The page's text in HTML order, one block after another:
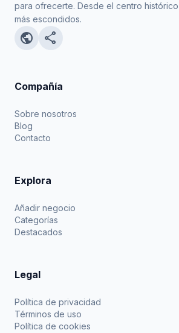
para ofrecerte. Desde el centro
más escondidos.
public share
Compañía
Sobre nosotros
Blog
Contacto
Explora
Añadir negocio
Categorías
Destacados
Legal
Política de privacidad
Términos de uso
Política de cookies